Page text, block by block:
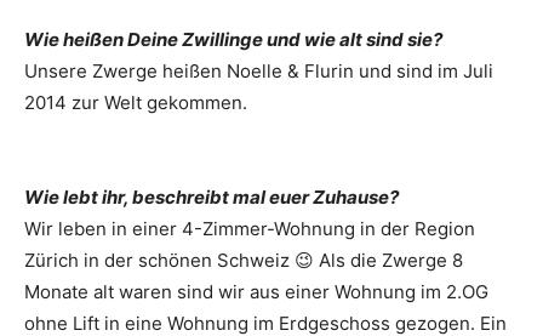
Wie heißen Deine Zwillinge und wie alt sind sie?
Unsere Zwerge heißen Noelle & Flurin und sind im Juli
2014 zur Welt gekommen.
Wie lebt ihr, beschreibt mal euer Zuhause?
Wir leben in einer 4-Zimmer-Wohnung in der Region
Zürich in der schönen Schweiz 😉 Als die Zwerge 8
Monate alt waren sind wir aus einer Wohnung im 2.OG
ohne Lift in eine Wohnung im Erdgeschoss gezogen. Ein